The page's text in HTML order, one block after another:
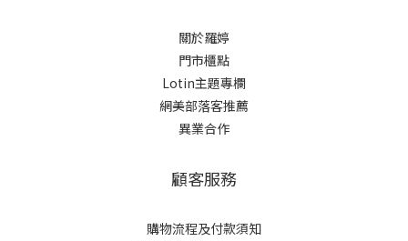
關於羅婷
門市櫃點
Lotin主題專欄
網美部落客推薦
異業合作
顧客服務
購物流程及付款須知